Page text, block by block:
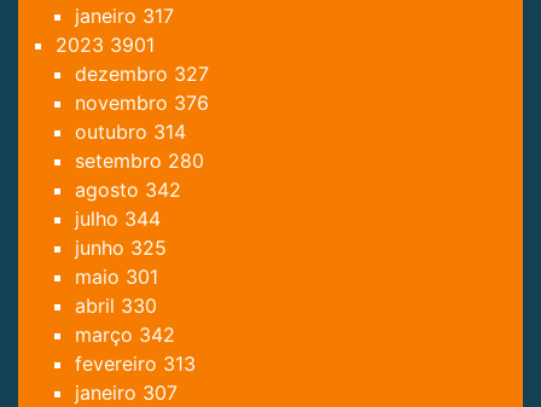
janeiro 317
2023 3901
dezembro 327
novembro 376
outubro 314
setembro 280
agosto 342
julho 344
junho 325
maio 301
abril 330
março 342
fevereiro 313
janeiro 307